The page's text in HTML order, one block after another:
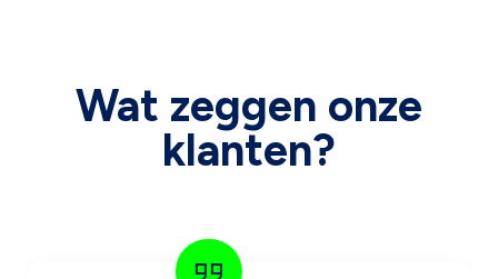
Wat zeggen onze
klanten?